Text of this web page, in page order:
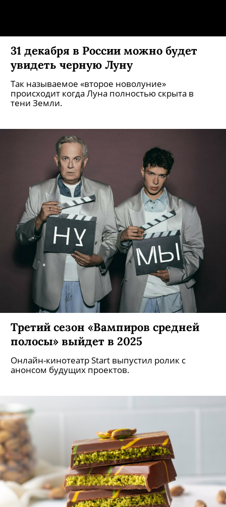
31 декабря в России можно будет
увидеть черную Луну
Так называемое «второе новолуние»
происходит когда Луна полностью скрыта в
тени Земли.
Третий сезон «Вампиров средней
полосы» выйдет в 2025
Онлайн-кинотеатр Start выпустил ролик с
анонсом будущих проектов.